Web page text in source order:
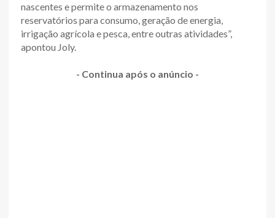
nascentes e permite o armazenamento nos
reservatórios para consumo, geração de energia,
irrigação agrícola e pesca, entre outras atividades”,
apontou Joly.
- Continua após o anúncio -